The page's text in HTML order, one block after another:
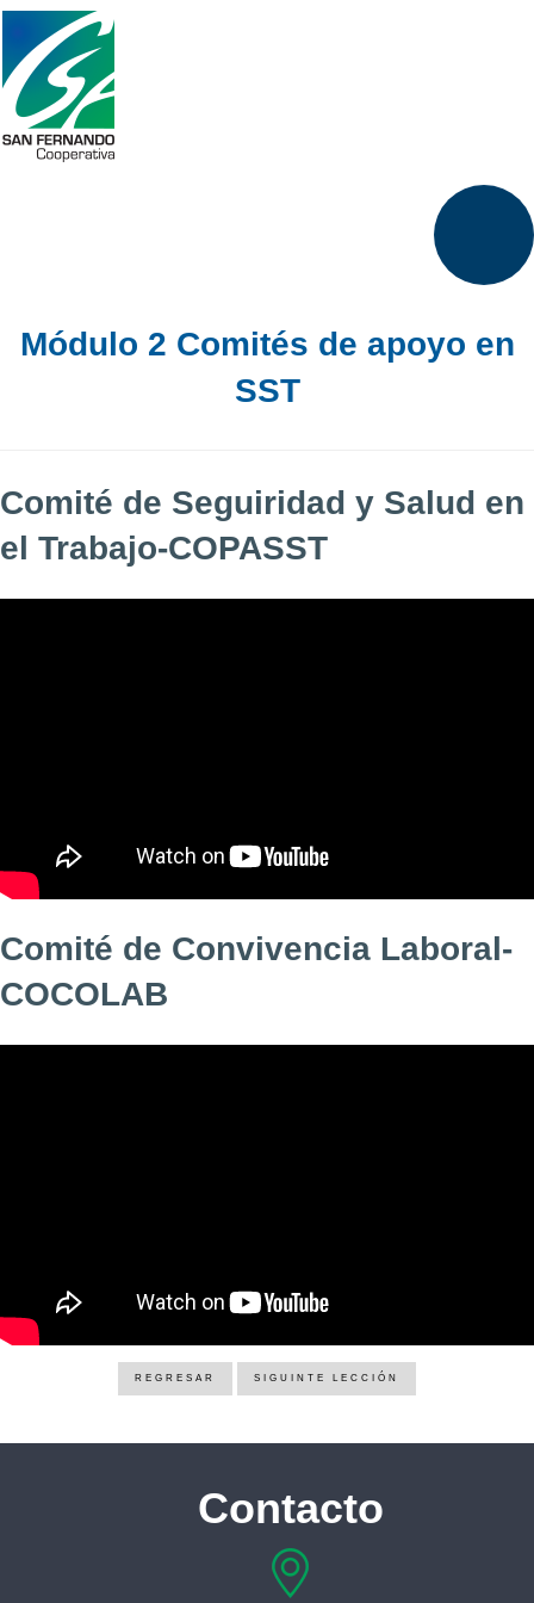
Módulo 2 Comités de apoyo en
SST
Comité de Seguiridad y Salud en
el Trabajo-COPASST
Comité de Convivencia Laboral-
COCOLAB
REGRESAR SIGUINTE LECCIÓN
Contacto